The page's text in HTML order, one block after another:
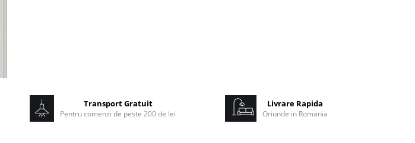
Transport Gratuit
Pentru comenzi de peste 200 de lei
Livrare Rapida
Oriunde in Romania